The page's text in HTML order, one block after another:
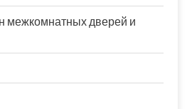
межкомнатных дверей и